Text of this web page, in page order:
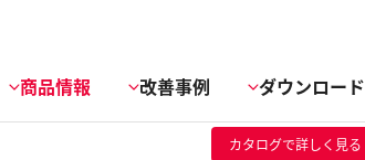
商品情報 改善事例 ダウンロード
カタログで詳しく見る